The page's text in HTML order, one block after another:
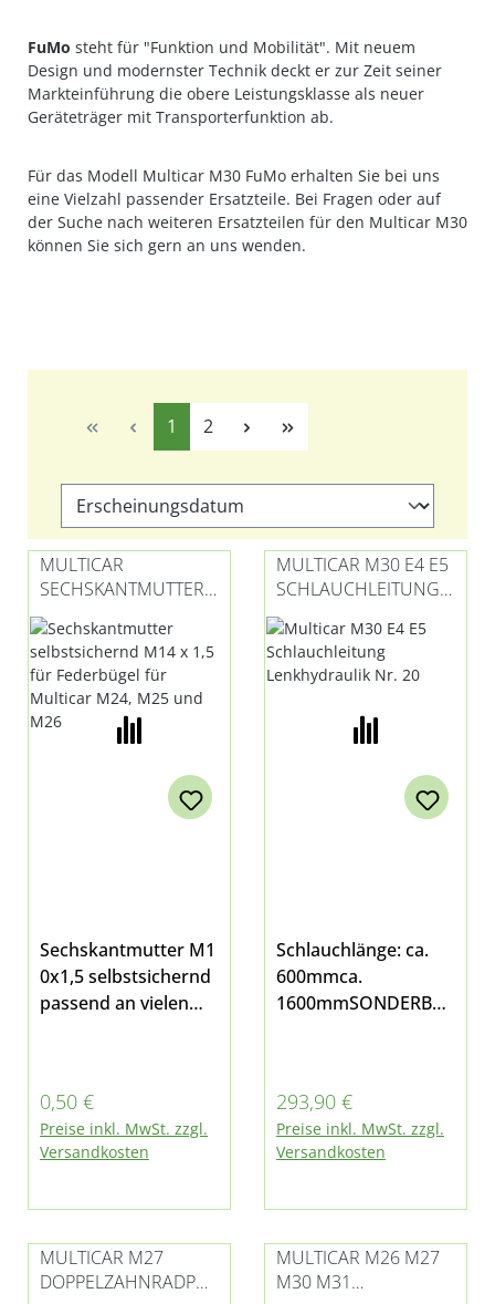
FuMo steht für "Funktion und Mobilität". Mit neuem
Design und modernster Technik deckt er zur Zeit seiner
Markteinführung die obere Leistungsklasse als neuer
Geräteträger mit Transporterfunktion ab.
Für das Modell Multicar M30 FuMo erhalten Sie bei uns
eine Vielzahl passender Ersatzteile. Bei Fragen oder auf
der Suche nach weiteren Ersatzteilen für den Multicar M30
können Sie sich gern an uns wenden.
Seite
1 Seite
2
MULTICAR
SECHSKANTMUTTER
M10
SELBSTSICHERND
Sechskantmutter M1
0x1,5 selbstsichernd
passend an vielen
Regulärer Preis:
0,50 €
Preise inkl. MwSt. zzgl.
Versandkosten
MULTICAR M30 E4 E5
SCHLAUCHLEITUNG
LENKHYDRAULIK NR.
20
Schlauchlänge: ca.
600mmca.
1600mmSONDERBES
der Lenkhydraulik
bei Multicar Fumo
M30 E4 und E5
Regulärer Preis:
293,90 €
Preise inkl. MwSt. zzgl.
Versandkosten
MULTICAR M27
DOPPELZAHNRADPU
MULTICAR M26 M27
M30 M31